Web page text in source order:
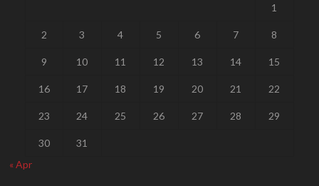
1
2 3 4 5 6 7 8
9 10 11 12 13 14 15
16 17 18 19 20 21 22
23 24 25 26 27 28 29
30
31
« Apr